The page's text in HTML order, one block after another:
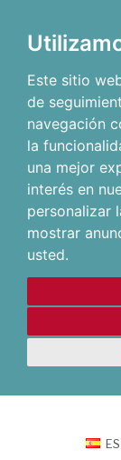
Este sitio
de
navegación
la
una mejor
interés en
personalizar
mostrar
usted.
ES